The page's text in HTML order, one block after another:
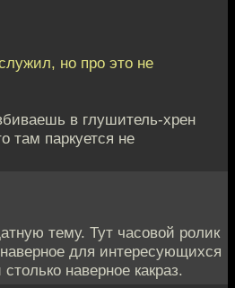
но про это не
в глушитель-хрен
там паркуется не
тему. Тут часовой ролик
для интересующихся
наверное какраз.